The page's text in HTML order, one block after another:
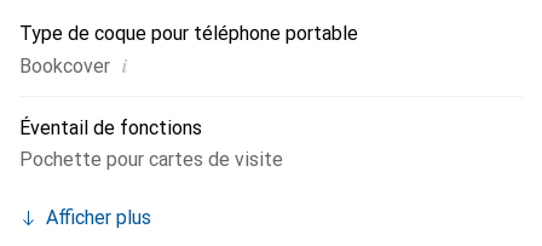
Type de coque pour téléphone portable
Bookcover i
Éventail de fonctions
Pochette pour cartes de visite
Afficher plus